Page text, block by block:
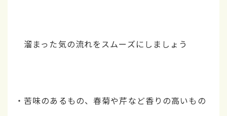
溜まった気の流れをスムーズにしましょう
・苦味のあるもの、春菊や芹など香りの高いもの